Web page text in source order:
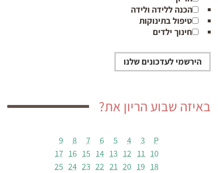
הכנה ללידה ולידה
טיפול בתינוקות
חינוך ילדים
באיזה שבוע הריון את?
P
3
4
5
6
7
8
9
10
11
12
13
14
15
16
17
18
19
20
21
22
23
24
25